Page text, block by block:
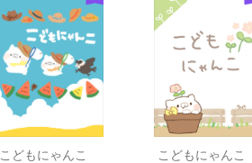
こどもにゃんこ
こどもにゃんこ